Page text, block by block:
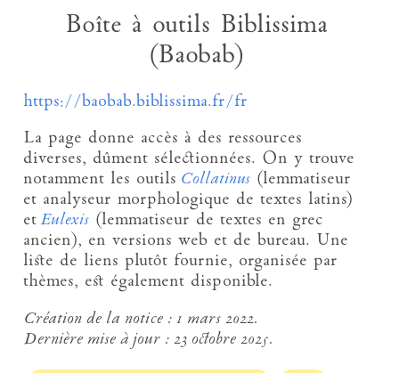
Boîte à outils Biblissima
(Baobab)
https://baobab.biblissima.fr/fr
La page donne accès à des ressources
diverses, dûment sélectionnées. On y trouve
notamment les outils Collatinus (lemmatiseur
et analyseur morphologique de textes latins)
et Eulexis (lemmatiseur de textes en grec
ancien), en versions web et de bureau. Une
liste de liens plutôt fournie, organisée par
thèmes, est également disponible.
Création de la notice :1 mars 2022.
Dernière mise à jour :23 octobre 2025.